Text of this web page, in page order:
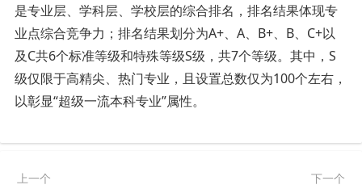
是专业层、学科层、学校层的综合排名，排名结果体现专
业点综合竞争力；排名结果划分为A+、A、B+、B、C+以
及C共6个标准等级和特殊等级S级，共7个等级。其中，S
级仅限于高精尖、热门专业，且设置总数仅为100个左右，
以彰显“超级一流本科专业”属性。
上一个 下一个